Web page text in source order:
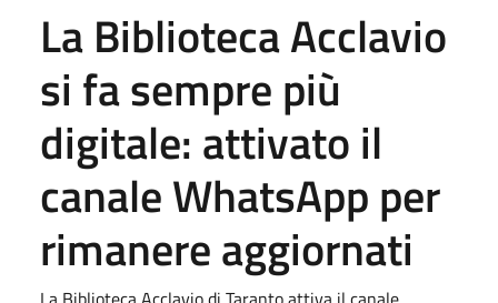
La Biblioteca Acclavio
si fa sempre più
digitale: attivato il
canale WhatsApp per
rimanere aggiornati